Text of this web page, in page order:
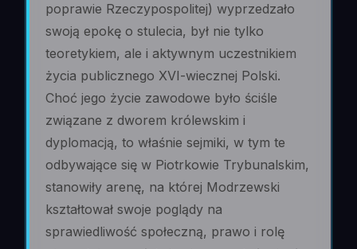
poprawie Rzeczypospolitej) wyprzedzało
swoją epokę o stulecia, był nie tylko
teoretykiem, ale i aktywnym uczestnikiem
życia publicznego XVI-wiecznej Polski.
Choć jego życie zawodowe było ściśle
związane z dworem królewskim i
dyplomacją, to właśnie sejmiki, w tym te
odbywające się w Piotrkowie Trybunalskim,
stanowiły arenę, na której Modrzewski
kształtował swoje poglądy na
sprawiedliwość społeczną, prawo i rolę